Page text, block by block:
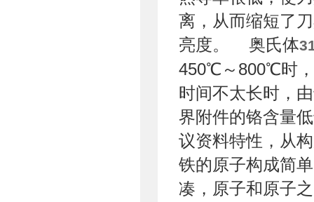
离，从而缩短了
亮度。 奥氏体
450℃～800℃时，
时间不太长时，
界附件的铬含量
议资料特性，从
铁的原子构成简
凑，原子和原子